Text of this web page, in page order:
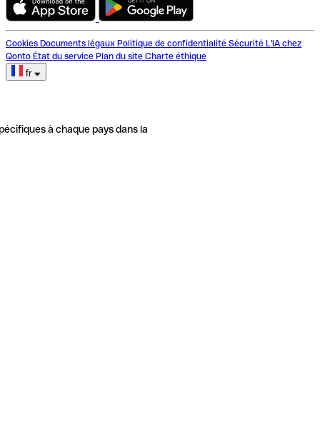
Cookies Documents légaux Politique de confidentialité Sécurité L'IA chez
Qonto État du service Plan du site Charte éthique
fr
à chaque pays dans la